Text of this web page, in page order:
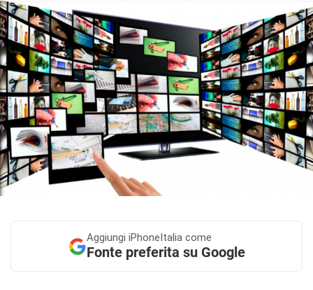
Aggiungi iPhoneItalia come
Fonte preferita su Google